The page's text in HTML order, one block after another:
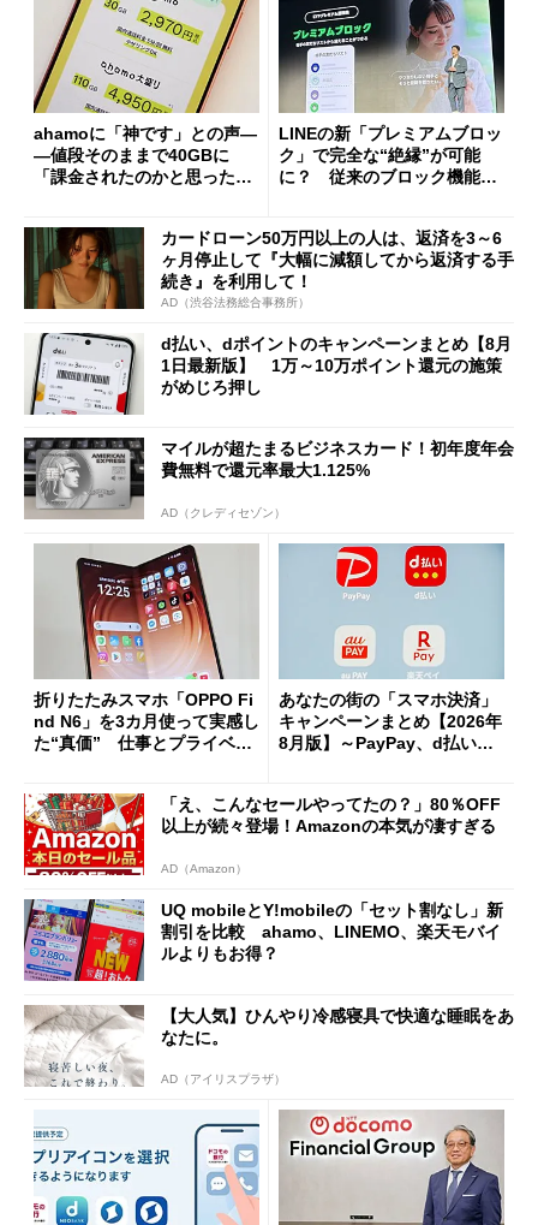
ahamoに「神です」との声―
―値段そのままで40GBに
「課金されたのかと思った」
LINEの新「プレミアムブロッ
ク」で完全な“絶縁”が可能
に？ 従来のブロック機能と
カードローン50万円以上の人は、返済を3～6
ヶ月停止して『大幅に減額してから返済する手
続き』を利用して！
AD（渋谷法務総合事務所）
d払い、dポイントのキャンペーンまとめ【8月
1日最新版】 1万～10万ポイント還元の施策
がめじろ押し
マイルが超たまるビジネスカード！初年度年会
費無料で還元率最大1.125%
AD（クレディセゾン）
折りたたみスマホ「OPPO Fi
nd N6」を3カ月使って実感し
た“真価” 仕事とプライベー
あなたの街の「スマホ決済」
キャンペーンまとめ【2026年
8月版】～PayPay、d払い、a
「え、こんなセールやってたの？」80％OFF
以上が続々登場！Amazonの本気が凄すぎる
AD（Amazon）
UQ mobileとY!mobileの「セット割なし」新
割引を比較 ahamo、LINEMO、楽天モバイ
ルよりもお得？
【大人気】ひんやり冷感寝具で快適な睡眠をあ
なたに。
AD（アイリスプラザ）